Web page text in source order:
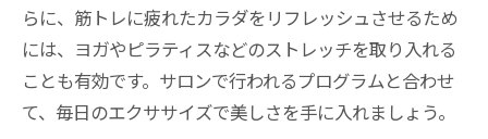
らに、筋トレに疲れたカラダをリフレッシュさせるため
には、ヨガやピラティスなどのストレッチを取り入れる
ことも有効です。サロンで行われるプログラムと合わせ
て、毎日のエクササイズで美しさを手に入れましょう。